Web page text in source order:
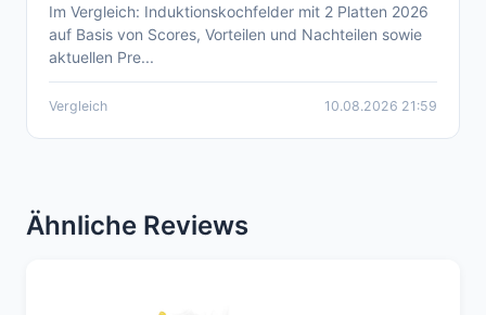
Aktueller Induktionskochfeld 2 Platten
Vergleich 2026
Im Vergleich: Induktionskochfelder mit 2 Platten 2026
auf Basis von Scores, Vorteilen und Nachteilen sowie
aktuellen Pre...
Vergleich 10.08.2026 21:59
Ähnliche Reviews